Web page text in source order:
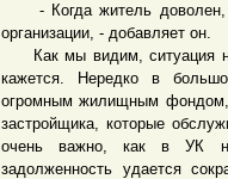
- Когда житель доволен,
организации, - добавляет он.
Как мы видим, ситуация
кажется. Нередко в
огромным жилищным фондом,
застройщика, которые
очень важно, как в УК
задолженность удается